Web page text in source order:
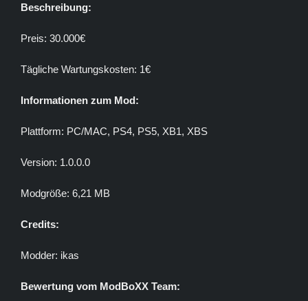
Beschreibung:
Preis: 30.000€
Tägliche Wartungskosten: 1€
Informationen zum Mod:
Plattform: PC/MAC, PS4, PS5, XB1, XBS
Version: 1.0.0.0
Modgröße: 6,21 MB
Credits:
Modder: ikas
Bewertung vom ModBoXX Team: